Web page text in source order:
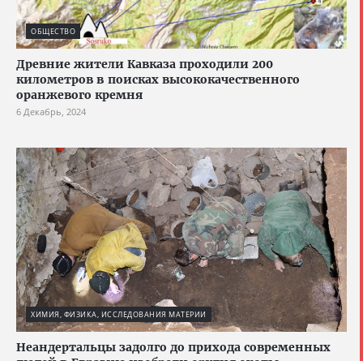
ОБЩЕСТВО
Древние жители Кавказа проходили 200
километров в поисках высококачественного
оранжевого кремня
6 Декабрь, 2024
ХИМИЯ, ФИЗИКА, ИССЛЕДОВАНИЯ МАТЕРИИ
Неандертальцы задолго до прихода современных